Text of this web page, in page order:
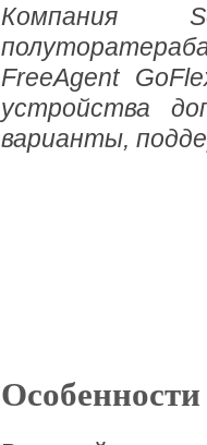
Компания
FreeAgent
устройства
варианты,